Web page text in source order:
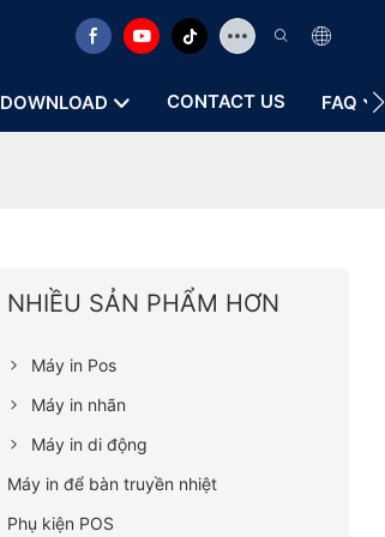
DOWNLOAD CONTACT US FAQ
NHIỀU SẢN PHẨM HƠN
Máy in Pos
Máy in nhãn
Máy in di động
Máy in để bàn truyền nhiệt
Phụ kiện POS